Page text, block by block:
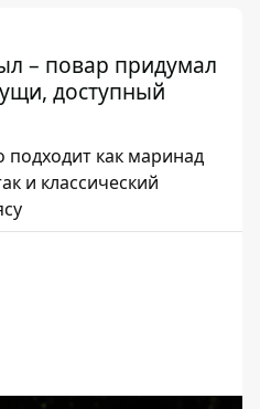
– повар придумал
доступный
подходит как маринад
и классический